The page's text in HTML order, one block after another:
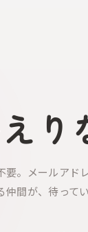
り
要。メールアド
間が、待ってい